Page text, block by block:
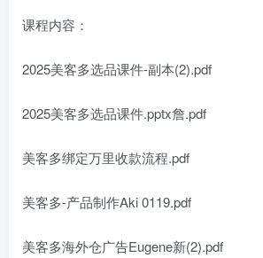
课程内容：
2025美客多选品课件-副本(2).pdf
2025美客多选品课件.pptx詹.pdf
美客多绑定万里收款流程.pdf
美客多-产品制作Aki 0119.pdf
美客多海外仓广告Eugene新(2).pdf